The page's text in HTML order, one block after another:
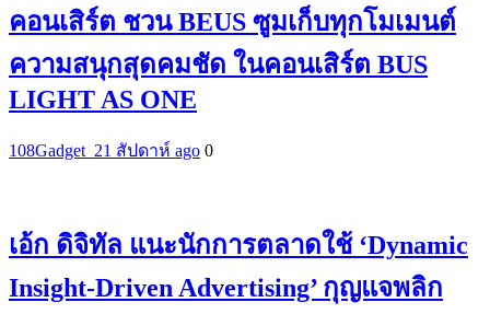
คอนเสิร์ต ชวน BEUS ซูมเก็บทุกโมเมนต์
ความสนุกสุดคมชัด ในคอนเสิร์ต BUS
LIGHT AS ONE
108Gadget_21 สัปดาห์ ago 0
เอ้ก ดิจิทัล แนะนักการตลาดใช้ ‘Dynamic
Insight-Driven Advertising’ กุญแจพลิก